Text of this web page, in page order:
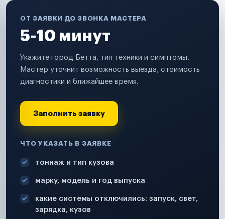
ОТ ЗАЯВКИ ДО ЗВОНКА МАСТЕРА
5-10 минут
Укажите город Бетта, тип техники и симптомы.
Мастер уточнит возможность выезда, стоимость
диагностики и ближайшее время.
Заполнить заявку
ЧТО УКАЗАТЬ В ЗАЯВКЕ
тоннаж и тип кузова
марку, модель и год выпуска
какие системы отключились: запуск, свет,
зарядка, кузов